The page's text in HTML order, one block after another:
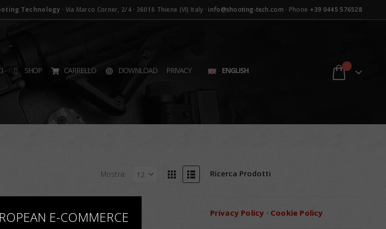
Technology · Via Marco Corner, 2/4 · 36016 Thiene (VI) Italy · info@shooting-tech.com · Phone +39 0445 576528
SHOP CARRELLO DOWNLOAD PRIVACY ENGLISH 0
Mostra: Ricerca Prodotti
Privacy Policy · Cookie Policy
E-COMMERCE